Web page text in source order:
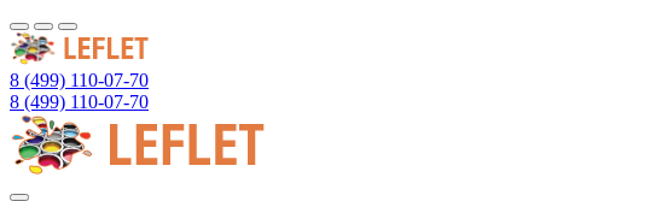
8 (499) 110-07-70
8 (499) 110-07-70